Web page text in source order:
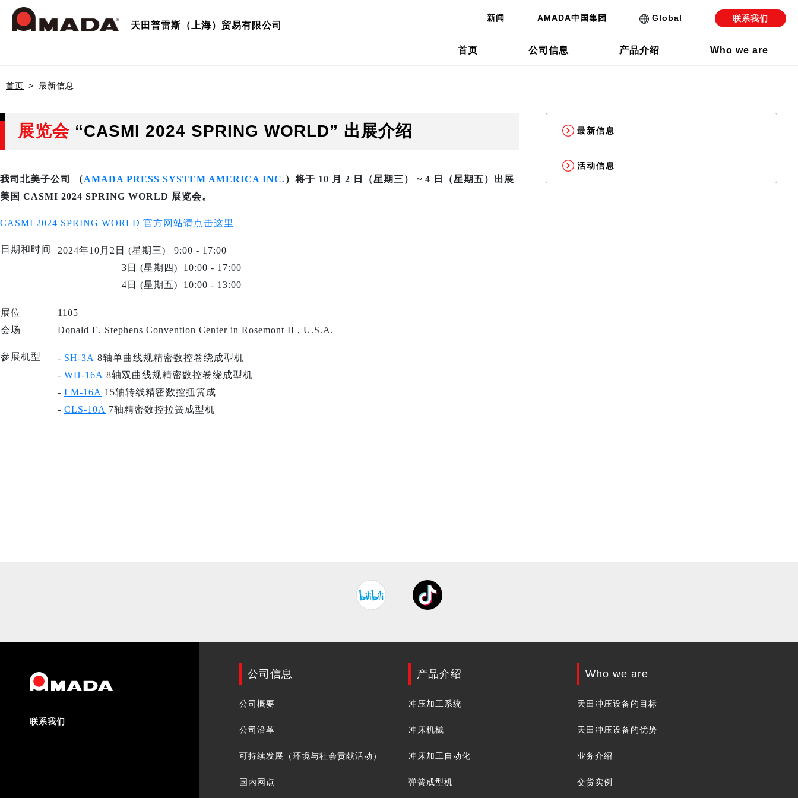
天田普雷斯（上海）贸易有限公司
新闻 AMADA中国集团 Global 联系我们
首页 公司信息
可持续发展（环境与社会贡献活动）
全球网点
产品介绍
冲床加工自动化
Who we are
业务介绍
首页 最新信息
展览会 “CASMI 2024 SPRING WORLD” 出展介绍
我司北美子公司 （AMADA PRESS SYSTEM AMERICA INC.）将于 10 月 2 日（星期三） ~ 4 日（星期五）出展
美国 CASMI 2024 SPRING WORLD 展览会。
CASMI 2024 SPRING WORLD 官方网站请点击这里
日期和时间 2024年10月2日 (星期三)
9:00 - 17:00
3日 (星期四) 10:00 - 17:00
4日 (星期五) 10:00 - 13:00
展位
会场
1105
Donald E. Stephens Convention Center in Rosemont IL, U.S.A.
参展机型 - SH-3A 8轴单曲线规精密数控卷绕成型机
- WH-16A 8轴双曲线规精密数控卷绕成型机
- LM-16A 15轴转线精密数控扭簧成
- CLS-10A 7轴精密数控拉簧成型机
最新信息
活动信息
联系我们
公司信息
公司概要
公司沿革
可持续发展（环境与社会贡献活动）
国内网点
产品介绍
冲压加工系统
冲床机械
冲床加工自动化
弹簧成型机
Who we are
天田冲压设备的目标
天田冲压设备的优势
业务介绍
交货实例